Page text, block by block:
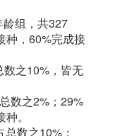
龄组，共327
种，60%完成接
之10%，皆无
数之2%；29%
。
数之10%；